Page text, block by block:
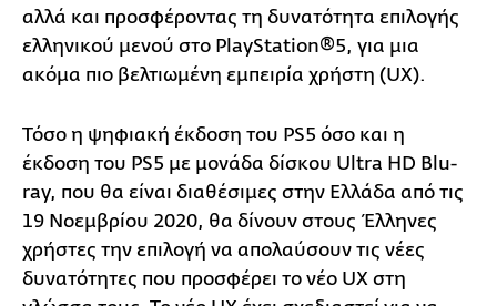
αλλά και προσφέροντας τη δυνατότητα επιλογής
ελληνικού μενού στο PlayStation®5, για μια
ακόμα πιο βελτιωμένη εμπειρία χρήστη (UX).
Τόσο η ψηφιακή έκδοση του PS5 όσο και η
έκδοση του PS5 με μονάδα δίσκου Ultra HD Blu-
ray, που θα είναι διαθέσιμες στην Ελλάδα από τις
19 Νοεμβρίου 2020, θα δίνουν στους Έλληνες
χρήστες την επιλογή να απολαύσουν τις νέες
δυνατότητες που προσφέρει το νέο UX στη